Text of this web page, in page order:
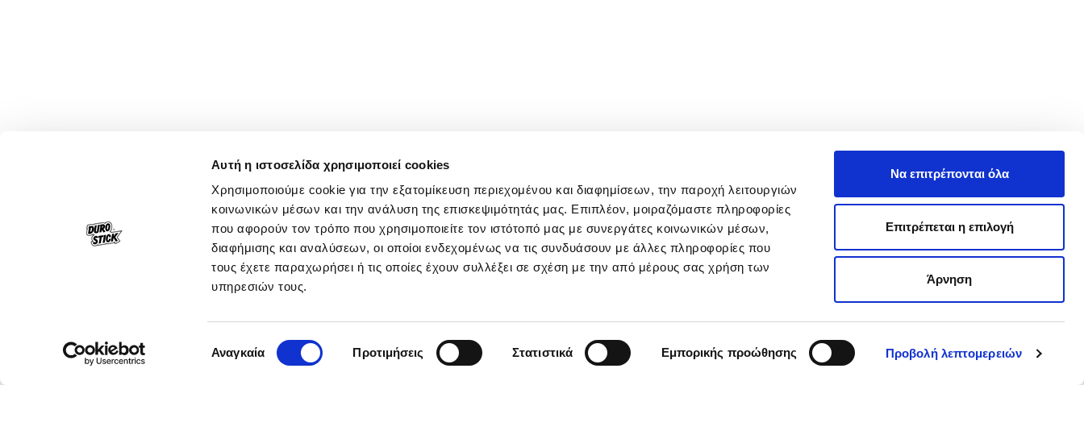
Αυτή η ιστοσελίδα χρησιμοποιεί cookies
Χρησιμοποιούμε cookie για την εξατομίκευση περιεχομένου και διαφημίσεων, την παροχή λειτουργιών
κοινωνικών μέσων και την ανάλυση της επισκεψιμότητάς μας. Επιπλέον, μοιραζόμαστε πληροφορίες
που αφορούν τον τρόπο που χρησιμοποιείτε τον ιστότοπό μας με συνεργάτες κοινωνικών μέσων,
διαφήμισης και αναλύσεων, οι οποίοι ενδεχομένως να τις συνδυάσουν με άλλες πληροφορίες που
τους έχετε παραχωρήσει ή τις οποίες έχουν συλλέξει σε σχέση με την από μέρους σας χρήση των
υπηρεσιών τους.
συγκατάθεσης
Αναγκαία Προτιμήσεις Στατιστικά Εμπορικής προώθησης Προβολή λεπτομερειών
Να επιτρέπονται όλα
Επιτρέπεται η επιλογή
Άρνηση